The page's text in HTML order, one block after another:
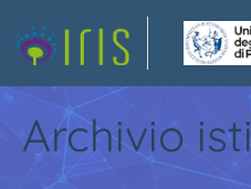
Archivio